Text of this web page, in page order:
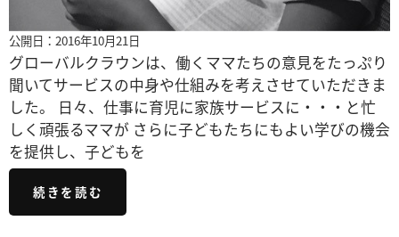
公開日：2016年10月21日
グローバルクラウンは、働くママたちの意見をたっぷり
聞いてサービスの中身や仕組みを考えさせていただきま
した。 日々、仕事に育児に家族サービスに・・・と忙
しく頑張るママが さらに子どもたちにもよい学びの機会
を提供し、子どもを
続きを読む